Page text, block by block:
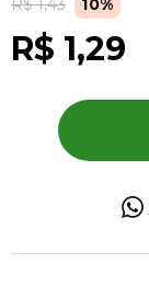
R$ 1,43 10%
R$ 1,29
Gargantilhas
Pulseiras